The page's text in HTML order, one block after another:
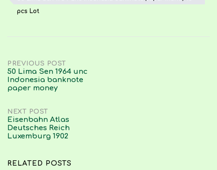
pcs Lot
Post
navigation
PREVIOUS POST
50 Lima Sen 1964 unc
Indonesia banknote
paper money
NEXT POST
Eisenbahn Atlas
Deutsches Reich
Luxemburg 1902
RELATED POSTS